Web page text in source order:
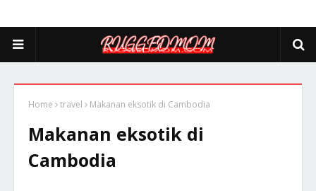
Home travel Makanan eksotik di Cambodia
Makanan eksotik di
Cambodia